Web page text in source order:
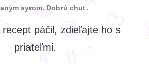
syrom. Dobrú chuť.
páčil, zdieľajte ho s
priateľmi.